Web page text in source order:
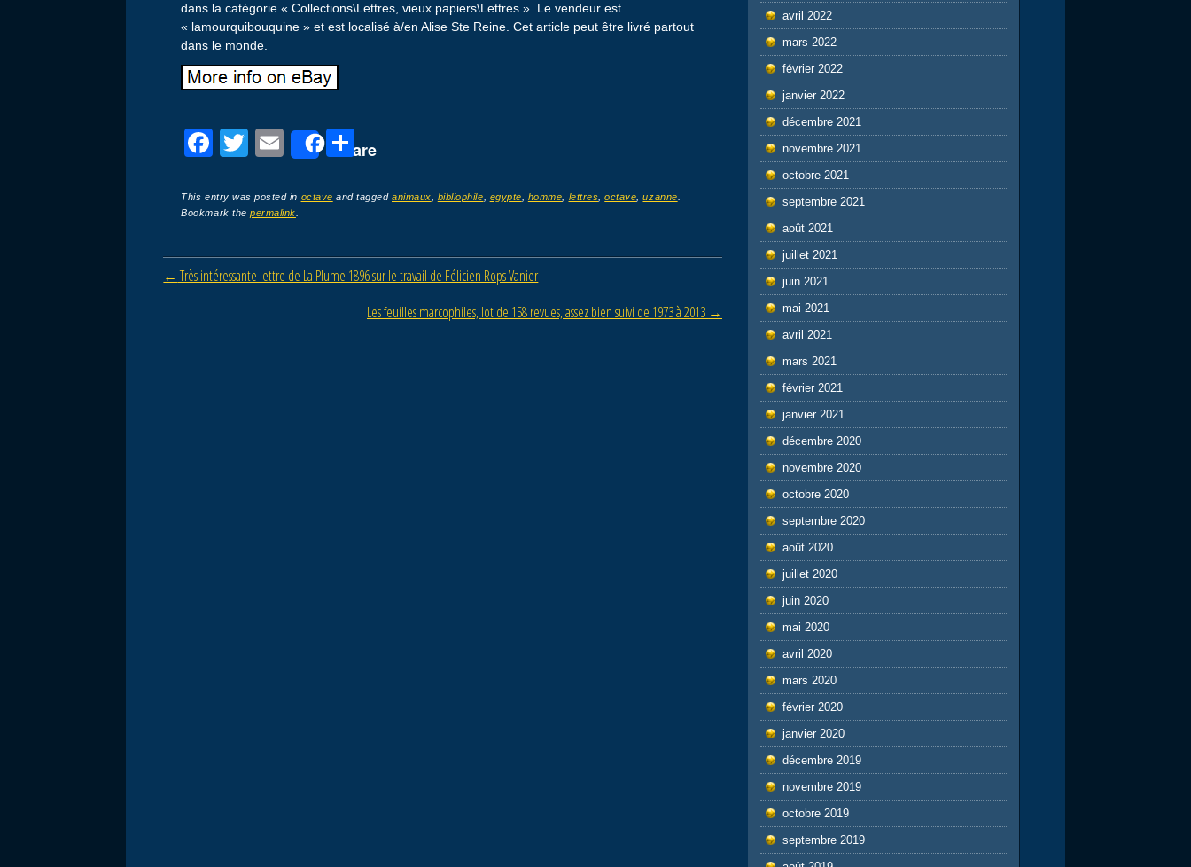
dans la catégorie « Collections\Lettres, vieux papiers\Lettres ». Le vendeur est
« lamourquibouquine » et est localisé à/en Alise Ste Reine. Cet article peut être livré partout
dans le monde.
F
c
e
b
o
T
tt
er
E
ail
Share
P
ta
er
This entry was posted in octave and tagged animaux bibliophile egypte homme lettres ,octave ,uzanne
Bookmark thepermalink
Post navigation
← Très intéressante lettre de La Plume 1896 sur le travail de Félicien Rops Vanier
Les feuilles marcophiles, lot de 158 revues, assez bien suivi de 1973 à 2013 →
avril 2022
mars 2022
février 2022
janvier 2022
décembre 2021
novembre 2021
octobre 2021
septembre 2021
août 2021
juillet 2021
juin 2021
mai 2021
avril 2021
mars 2021
février 2021
janvier 2021
décembre 2020
novembre 2020
octobre 2020
septembre 2020
août 2020
juillet 2020
juin 2020
mai 2020
avril 2020
mars 2020
février 2020
janvier 2020
décembre 2019
novembre 2019
octobre 2019
septembre 2019